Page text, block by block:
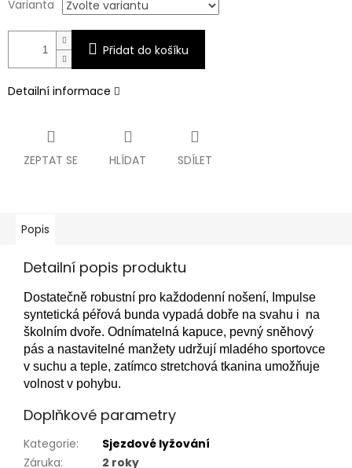
Varianta
Přidat do košíku
Detailní informace
ZEPTAT SE HLÍDAT SDÍLET
Popis
Detailní popis produktu
Dostatečně robustní pro každodenní nošení, Impulse
syntetická péřová bunda vypadá dobře na svahu i na
školním dvoře. Odnímatelná kapuce, pevný sněhový
pás a nastavitelné manžety udržují mladého sportovce
v suchu a teple, zatímco stretchová tkanina umožňuje
volnost v pohybu.
Doplňkové parametry
Kategorie:
Sjezdové lyžování
Záruka:
2 roky